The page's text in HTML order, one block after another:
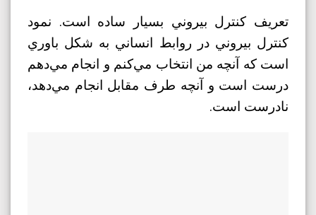
تعريف کنترل بيروني بسيار ساده است. نمود
کنترل بيروني در روابط انساني به شکل باوري
است که آنچه من انتخاب مي‌کنم و انجام مي‌دهم
درست است و آنچه طرف مقابل انجام مي‌دهد،
نادرست است.